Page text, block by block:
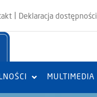
Deklaracja dostępności
MULTIMEDIA